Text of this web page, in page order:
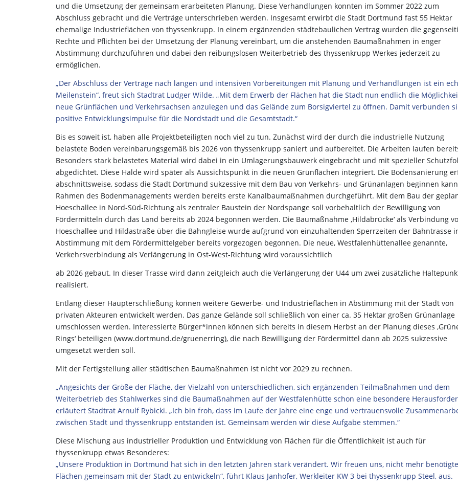
und die Umsetzung der gemeinsam erarbeiteten Planung. Diese Verhandlungen konnten im Sommer 2022 zum
Abschluss gebracht und die Verträge unterschrieben werden. Insgesamt erwirbt die Stadt Dortmund fast 55 Hektar
ehemalige Industrieflächen von thyssenkrupp. In einem ergänzenden städtebaulichen Vertrag wurden die
Rechte und Pflichten bei der Umsetzung der Planung vereinbart, um die anstehenden Baumaßnahmen in enger
Abstimmung durchzuführen und dabei den reibungslosen Weiterbetrieb des thyssenkrupp Werkes jederzeit zu
ermöglichen.
„Der Abschluss der Verträge nach langen und intensiven Vorbereitungen mit Planung und Verhandlungen ist ein
Meilenstein“, freut sich Stadtrat Ludger Wilde. „Mit dem Erwerb der Flächen hat die Stadt nun endlich die
neue Grünflächen und Verkehrsachsen anzulegen und das Gelände zum Borsigviertel zu öffnen. Damit verbunden
positive Entwicklungsimpulse für die Nordstadt und die Gesamtstadt.“
Bis es soweit ist, haben alle Projektbeteiligten noch viel zu tun. Zunächst wird der durch die industrielle Nutzung
belastete Boden vereinbarungsgemäß bis 2026 von thyssenkrupp saniert und aufbereitet. Die Arbeiten laufen
Besonders stark belastetes Material wird dabei in ein Umlagerungsbauwerk eingebracht und mit spezieller
abgedichtet. Diese Halde wird später als Aussichtspunkt in die neuen Grünflächen integriert. Die Bodensanierung
abschnittsweise, sodass die Stadt Dortmund sukzessive mit dem Bau von Verkehrs- und Grünanlagen beginnen
Rahmen des Bodenmanagements werden bereits erste Kanalbaumaßnahmen durchgeführt. Mit dem Bau der
Hoeschallee in Nord-Süd-Richtung als zentraler Baustein der Nordspange soll vorbehaltlich der Bewilligung von
Fördermitteln durch das Land bereits ab 2024 begonnen werden. Die Baumaßnahme ‚Hildabrücke‘ als Verbindung
Hoeschallee und Hildastraße über die Bahngleise wurde aufgrund von einzuhaltenden Sperrzeiten der Bahntrasse
Abstimmung mit dem Fördermittelgeber bereits vorgezogen begonnen. Die neue, Westfalenhüttenallee genannte,
Verkehrsverbindung als Verlängerung in Ost-West-Richtung wird voraussichtlich
ab 2026 gebaut. In dieser Trasse wird dann zeitgleich auch die Verlängerung der U44 um zwei zusätzliche
realisiert.
Entlang dieser Haupterschließung können weitere Gewerbe- und Industrieflächen in Abstimmung mit der Stadt von
privaten Akteuren entwickelt werden. Das ganze Gelände soll schließlich von einer ca. 35 Hektar großen Grünanlage
umschlossen werden. Interessierte Bürger*innen können sich bereits in diesem Herbst an der Planung dieses
Rings‘ beteiligen (www.dortmund.de/gruenerring), die nach Bewilligung der Fördermittel dann ab 2025 sukzessive
umgesetzt werden soll.
Mit der Fertigstellung aller städtischen Baumaßnahmen ist nicht vor 2029 zu rechnen.
„Angesichts der Größe der Fläche, der Vielzahl von unterschiedlichen, sich ergänzenden Teilmaßnahmen und dem
Weiterbetrieb des Stahlwerkes sind die Baumaßnahmen auf der Westfalenhütte schon eine besondere
erläutert Stadtrat Arnulf Rybicki. „Ich bin froh, dass im Laufe der Jahre eine enge und vertrauensvolle
zwischen Stadt und thyssenkrupp entstanden ist. Gemeinsam werden wir diese Aufgabe stemmen.“
Diese Mischung aus industrieller Produktion und Entwicklung von Flächen für die Öffentlichkeit ist auch für
thyssenkrupp etwas Besonderes:
„Unsere Produktion in Dortmund hat sich in den letzten Jahren stark verändert. Wir freuen uns, nicht mehr benötigte
Flächen gemeinsam mit der Stadt zu entwickeln“, führt Klaus Janhofer, Werkleiter KW 3 bei thyssenkrupp Steel, aus.